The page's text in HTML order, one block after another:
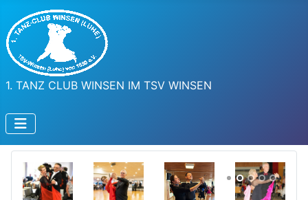
1. TANZ CLUB WINSEN IM TSV WINSEN